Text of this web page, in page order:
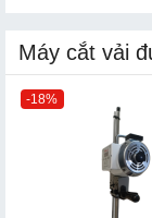
Máy cắt vải
-18%